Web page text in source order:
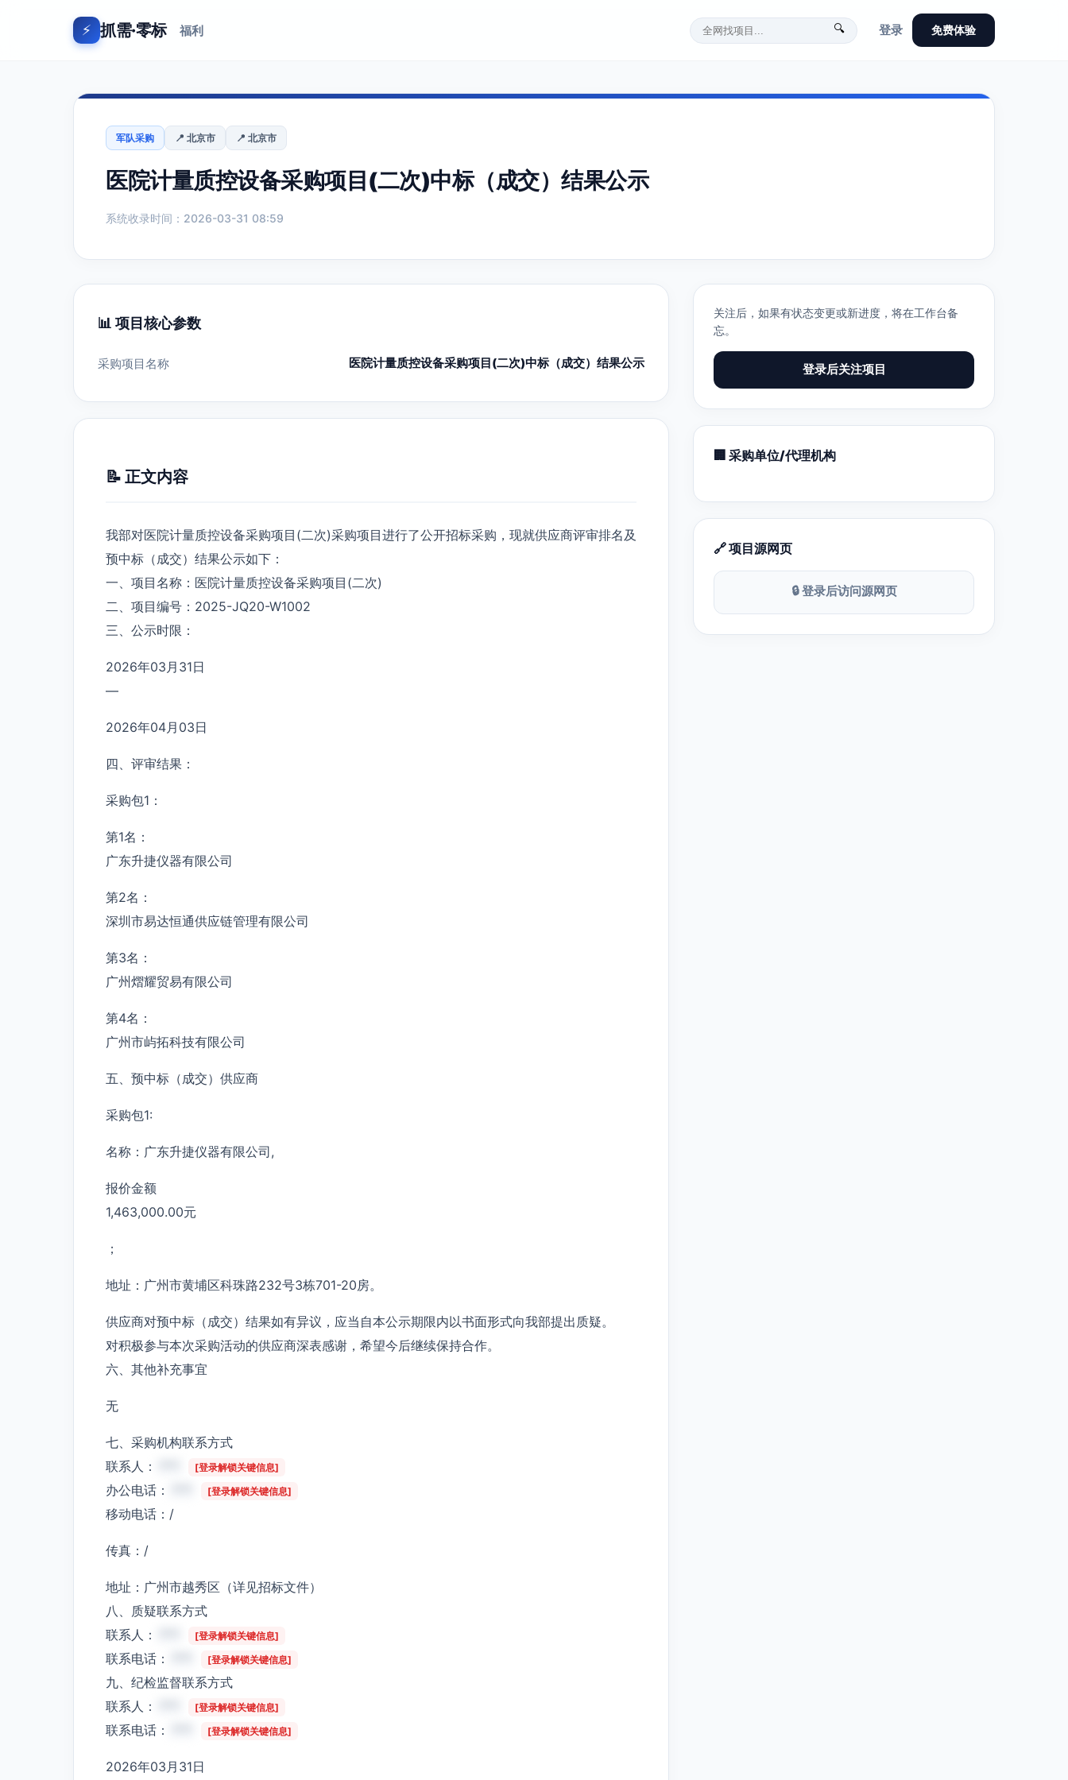
⚡ 抓需·零标 福利 🔍 登录 免费体验
军队采购 📍 北京市 📍 北京市
医院计量质控设备采购项目(二次)中标（成交）结果公示
系统收录时间：2026-03-31 08:59
📊 项目核心参数
采购项目名称 医院计量质控设备采购项目(二次)中标（成交）结果公示
📝 正文内容
我部对医院计量质控设备采购项目(二次)采购项目进行了公开招标采购，现就供应商评审排名及
预中标（成交）结果公示如下：
一、项目名称：医院计量质控设备采购项目(二次)
二、项目编号：2025-JQ20-W1002
三、公示时限：
2026年03月31日
—
2026年04月03日
四、评审结果：
采购包1：
第1名：
广东升捷仪器有限公司
第2名：
深圳市易达恒通供应链管理有限公司
第3名：
广州熠耀贸易有限公司
第4名：
广州市屿拓科技有限公司
五、预中标（成交）供应商
采购包1:
名称：广东升捷仪器有限公司,
报价金额
1,463,000.00元
；
地址：广州市黄埔区科珠路232号3栋701-20房。
供应商对预中标（成交）结果如有异议，应当自本公示期限内以书面形式向我部提出质疑。
对积极参与本次采购活动的供应商深表感谢，希望今后继续保持合作。
六、其他补充事宜
无
七、采购机构联系方式
联系人：
[登录解锁关键信息]
办公电话： [登录解锁关键信息]
移动电话：/
传真：/
地址：广州市越秀区（详见招标文件）
八、质疑联系方式
联系人：
[登录解锁关键信息]
联系电话： [登录解锁关键信息]
九、纪检监督联系方式
联系人：
[登录解锁关键信息]
联系电话： [登录解锁关键信息]
2026年03月31日
关注后，如果有状态变更或新进度，将在工作台备
忘。
登录后关注项目
🏢 采购单位/代理机构
🔗 项目源网页
🔒 登录后访问源网页